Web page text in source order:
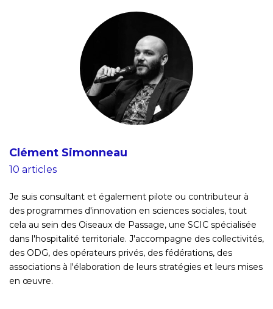
Clément Simonneau
10 articles
Je suis consultant et également pilote ou contributeur à
des programmes d'innovation en sciences sociales, tout
cela au sein des Oiseaux de Passage, une SCIC spécialisée
dans l'hospitalité territoriale. J'accompagne des collectivités,
des ODG, des opérateurs privés, des fédérations, des
associations à l'élaboration de leurs stratégies et leurs mises
en œuvre.